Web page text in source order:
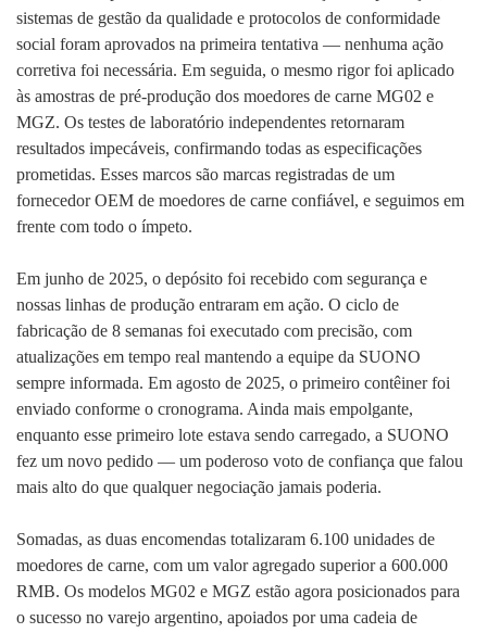
sistemas de gestão da qualidade e protocolos de conformidade
social foram aprovados na primeira tentativa — nenhuma ação
corretiva foi necessária. Em seguida, o mesmo rigor foi aplicado
às amostras de pré-produção dos moedores de carne MG02 e
MGZ. Os testes de laboratório independentes retornaram
resultados impecáveis, confirmando todas as especificações
prometidas. Esses marcos são marcas registradas de um
fornecedor OEM de moedores de carne confiável, e seguimos em
frente com todo o ímpeto.
Em junho de 2025, o depósito foi recebido com segurança e
nossas linhas de produção entraram em ação. O ciclo de
fabricação de 8 semanas foi executado com precisão, com
atualizações em tempo real mantendo a equipe da SUONO
sempre informada. Em agosto de 2025, o primeiro contêiner foi
enviado conforme o cronograma. Ainda mais empolgante,
enquanto esse primeiro lote estava sendo carregado, a SUONO
fez um novo pedido — um poderoso voto de confiança que falou
mais alto do que qualquer negociação jamais poderia.
Somadas, as duas encomendas totalizaram 6.100 unidades de
moedores de carne, com um valor agregado superior a 600.000
RMB. Os modelos MG02 e MGZ estão agora posicionados para
o sucesso no varejo argentino, apoiados por uma cadeia de